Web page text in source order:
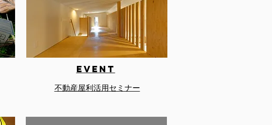
EVENT
不動産屋利活用セミナー